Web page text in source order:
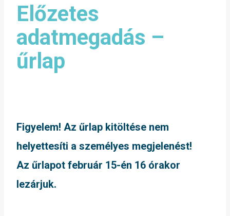
Előzetes
adatmegadás –
űrlap
Figyelem! Az űrlap kitöltése nem
helyettesíti a személyes megjelenést!
Az űrlapot február 15-én 16 órakor
lezárjuk.